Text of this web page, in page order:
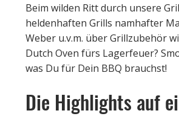
Beim wilden Ritt durch unsere
heldenhaften Grills namhafter
Weber u.v.m. über Grillzubehör
Dutch Oven fürs Lagerfeuer?
was Du für Dein BBQ brauchst!
Die Highlights auf